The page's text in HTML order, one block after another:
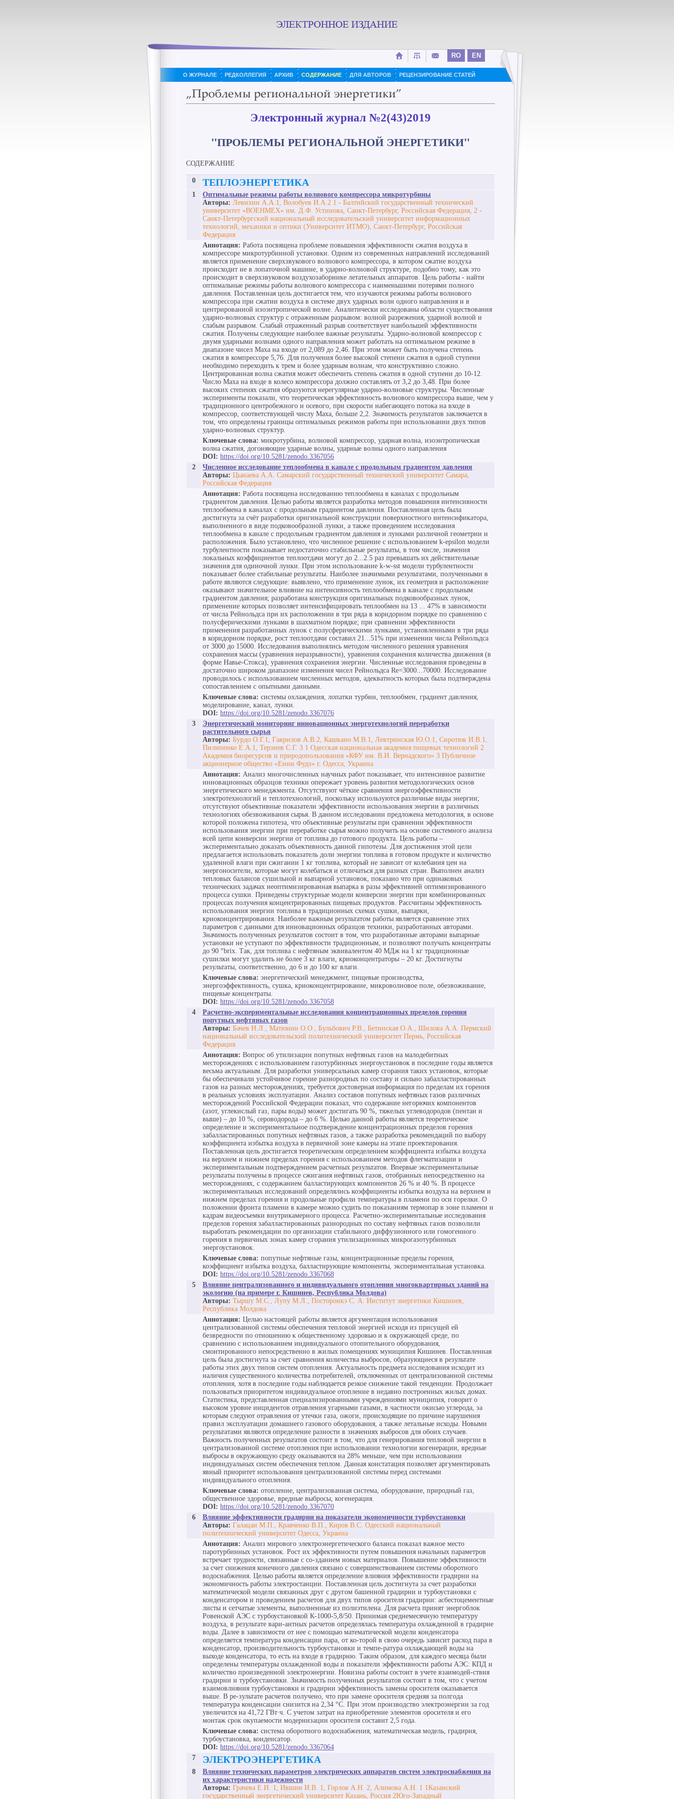
RO EN
О ЖУРНАЛЕ РЕДКОЛЛЕГИЯ АРХИВ СОДЕРЖАНИЕ ДЛЯ АВТОРОВ РЕЦЕНЗИРОВАНИE СТАТЕЙ
Электронный журнал №2(43)2019
"ПРОБЛЕМЫ РЕГИОНАЛЬНОЙ ЭНЕРГЕТИКИ"
СОДЕРЖАНИЕ
0 ТЕПЛОЭНЕРГЕТИКА
1
Оптимальные режимы работы волнового компрессора микротурбины
Авторы: Левихин А.А.1, Волобуев И.А.2 1 - Балтийский государственный технический
университет «ВОЕНМЕХ» им. Д.Ф. Устинова, Санкт-Петербург, Российская Федерация, 2 -
Санкт-Петербургский национальный исследовательский университет информационных
технологий, механики и оптики (Университет ИТМО), Санкт-Петербург, Российская
Федерация
Аннотация: Работа посвящена проблеме повышения эффективности сжатия воздуха в
компрессоре микротурбинной установки. Одним из современных направлений исследований
является применение сверхзвукового волнового компрессора, в котором сжатие воздуха
происходит не в лопаточной машине, в ударно-волновой структуре, подобно тому, как это
происходит в сверхзвуковом воздухозаборнике летательных аппаратов. Цель работы - найти
оптимальные режимы работы волнового компрессора с наименьшими потерями полного
давления. Поставленная цель достигается тем, что изучаются режимы работы волнового
компрессора при сжатии воздуха в системе двух ударных волн одного направления и в
центрированной изоэнтропической волне. Аналитически исследованы области существования
ударно-волновых структур с отраженным разрывом: волной разрежения, ударной волной и
слабым разрывом. Слабый отраженный разрыв соответствует наибольшей эффективности
сжатия. Получены следующие наиболее важные результаты. Ударно-волновой компрессор с
двумя ударными волнами одного направления может работать на оптимальном режиме в
диапазоне чисел Маха на входе от 2,089 до 2,46. При этом может быть получена степень
сжатия в компрессоре 5,76. Для получения более высокой степени сжатия в одной ступени
необходимо переходить к трем и более ударным волнам, что конструктивно сложно.
Центрированная волна сжатия может обеспечить степень сжатия в одной ступени до 10-12.
Число Маха на входе в колесо компрессора должно составлять от 3,2 до 3,48. При более
высоких степенях сжатия образуются нерегулярные ударно-волновые структуры. Численные
эксперименты показали, что теоретическая эффективность волнового компрессора выше, чем у
традиционного центробежного и осевого, при скорости набегающего потока на входе в
компрессор, соответствующей числу Маха, больше 2,2. Значимость результатов заключается в
том, что определены границы оптимальных режимов работы при использовании двух типов
ударно-волновых структур.
Ключевые слова: микротурбина, волновой компрессор, ударная волна, изоэнтропическая
волна сжатия, догоняющие ударные волны, ударные волны одного направления
DOI: https://doi.org/10.5281/zenodo.3367056
2
Численное исследование теплообмена в канале с продольным градиентом давления
Авторы: Цынаева А.А. Самарский государственный технический университет Самара,
Российская Федерация
Аннотация: Работа посвящена исследованию теплообмена в каналах с продольным
градиентом давления. Целью работы является разработка методов повышения интенсивности
теплообмена в каналах с продольным градиентом давления. Поставленная цель была
достигнута за счёт разработки оригинальной конструкции поверхностного интенсификатора,
выполненного в виде подковообразной лунки, а также проведением исследования
теплообмена в канале с продольным градиентом давления и лунками различной геометрии и
расположения. Было установлено, что численное решение с использованием k-epsilon модели
турбулентности показывает недостаточно стабильные результаты, в том числе, значения
локальных коэффициентов теплоотдачи могут до 2...2.5 раз превышать их действительные
значения для одиночной лунки. При этом использование k-w-sst модели турбулентности
показывает более стабильные результаты. Наиболее значимыми результатами, полученными в
работе являются следующие: выявлено, что применение лунок, их геометрия и расположение
оказывают значительное влияние на интенсивность теплообмена в канале с продольным
градиентом давления; разработана конструкция оригинальных подковообразных лунок,
применение которых позволяет интенсифицировать теплообмен на 13 ... 47% в зависимости
от числа Рейнольдса при их расположении в три ряда в коридорном порядке по сравнению с
полусферическими лунками в шахматном порядке; при сравнении эффективности
применения разработанных лунок с полусферическими лунками, установленными в три ряда
в коридорном порядке, рост теплоотдачи составил 21...51% при изменении числа Рейнольдса
от 3000 до 15000. Исследования выполнялись методом численного решения уравнения
сохранения массы (уравнения неразрывности), уравнения сохранения количества движения (в
форме Навье-Стокса), уравнения сохранения энергии. Численные исследования проведены в
достаточно широком диапазоне изменения чисел Рейнольдса Re=3000...70000. Исследование
проводилось с использованием численных методов, адекватность которых была подтверждена
сопоставлением с опытными данными.
Ключевые слова: системы охлаждения, лопатки турбин, теплообмен, градиент давления,
моделирование, канал, лунки.
DOI: https://doi.org/10.5281/zenodo.3367076
3
Энергетический мониторинг инновационных энерготехнологий переработки
растительного сырья
Авторы: Бурдо О.Г.1, Гаврилов А.В.2, Кашкано М.В.1, Левтринская Ю.О.1, Сиротюк И.В.1,
Пилипенко Е.А.1, Терзиев С.Г. 3 1 Одесская национальная академия пищевых технологий 2
Академия биоресурсов и природопользования «КФУ им. В.И. Вернадского» 3 Публичное
акционерное общество «Енни Фудз» г. Одесса, Украина
Аннотация: Анализ многочисленных научных работ показывает, что интенсивное развитие
инновационных образцов техники опережает уровень развития методологических основ
энергетического менеджмента. Отсутствуют чёткие сравнения энергоэффективности
электротехнологий и теплотехнологий, поскольку используются различные виды энергии;
отсутствуют объективные показатели эффективности использования энергии в различных
технологиях обезвоживания сырья. В данном исследовании предложена методология, в основе
которой положена гипотеза, что объективные результаты при сравнении эффективности
использования энергии при переработке сырья можно получить на основе системного анализа
всей цепи конверсии энергии от топлива до готового продукта. Цель работы –
экспериментально доказать объективность данной гипотезы. Для достижения этой цели
предлагается использовать показатель доли энергии топлива в готовом продукте и количество
удаленной влаги при сжигании 1 кг топлива, который не зависит от колебания цен на
энергоносители, которые могут колебаться и отличаться для разных стран. Выполнен анализ
тепловых балансов сушильной и выпарной установок, показано что при одинаковых
технических задачах неоптимизированная выпарка в разы эффективней оптимизированного
процесса сушки. Приведены структурные модели конверсии энергии при комбинированных
процессах получения концентрированных пищевых продуктов. Рассчитаны эффективность
использования энергии топлива в традиционных схемах сушки, выпарки,
криоконцентрирования. Наиболее важным результатом работы является сравнение этих
параметров с данными для инновационных образцов техники, разработанных авторами.
Значимость полученных результатов состоит в том, что разработанные авторами выпарные
установки не уступают по эффективности традиционным, и позволяют получать концентраты
до 90 °brix. Так, для топлива с нефтяным эквивалентом 40 МДж на 1 кг традиционные
сушилки могут удалить не более 3 кг влаги, криоконцентраторы – 20 кг. Достигнуты
результаты, соответственно, до 6 и до 100 кг влаги.
Ключевые слова: энергетический менеджмент, пищевые производства,
энергоэффективность, сушка, криоконцентрирование, микроволновое поле, обезвоживание,
пищевые концентраты.
DOI: https://doi.org/10.5281/zenodo.3367058
4
Расчетно-экспериментальные исследования концентрационных пределов горения
попутных нефтяных газов
Авторы: Бачев Н.Л., Матюнин О.О., Бульбович Р.В., Бетинская О.А., Шилова А.А. Пермский
национальный исследовательский политехнический университет Пермь, Российская
Федерация
Аннотация: Вопрос об утилизации попутных нефтяных газов на малодебитных
месторождениях с использованием газотурбинных энергоустановок в последние годы является
весьма актуальным. Для разработки универсальных камер сгорания таких установок, которые
бы обеспечивали устойчивое горение разнородных по составу и сильно забалластированных
газов на разных месторождениях, требуется достоверная информация по пределам их горения
в реальных условиях эксплуатации. Анализ составов попутных нефтяных газов различных
месторождений Российской Федерации показал, что содержание негорючих компонентов
(азот, углекислый газ, пары воды) может достигать 90 %, тяжелых углеводородов (пентан и
выше) – до 10 %, сероводорода – до 6 %. Целью данной работы является теоретическое
определение и экспериментальное подтверждение концентрационных пределов горения
забалластированных попутных нефтяных газов, а также разработка рекомендаций по выбору
коэффициента избытка воздуха в первичной зоне камеры на этапе проектирования.
Поставленная цель достигается теоретическим определением коэффициента избытка воздуха
на верхнем и нижнем пределах горения с использованием методов флегматизации и
экспериментальным подтверждением расчетных результатов. Впервые экспериментальные
результаты получены в процессе сжигания нефтяных газов, отобранных непосредственно на
месторождениях, с содержанием балластирующих компонентов 26 % и 40 %. В процессе
экспериментальных исследований определялись коэффициенты избытка воздуха на верхнем и
нижнем пределах горения и продольные профили температуры в пламени по оси горелки. О
положении фронта пламени в камере можно судить по показаниям термопар в зоне пламени и
кадрам видеосъемки внутрикамерного процесса. Расчетно-экспериментальные исследования
пределов горения забалластированных разнородных по составу нефтяных газов позволили
выработать рекомендации по организации стабильного диффузионного или гомогенного
горения в первичных зонах камер сгорания утилизационных микрогазотурбинных
энергоустановок.
Ключевые слова: попутные нефтяные газы, концентрационные пределы горения,
коэффициент избытка воздуха, балластирующие компоненты, экспериментальная установка.
DOI: https://doi.org/10.5281/zenodo.3367068
5
Влияние централизованного и индивидуального отопления многоквартирных зданий на
экологию (на примере г. Кишинев, Республика Молдова)
Авторы: Тыршу М.С., Лупу М.Л., Посторонкэ С. А. Институт энергетики Кишинев,
Республика Молдова
Аннотация: Целью настоящей работы является аргументация использования
централизованной системы обеспечения тепловой энергией исходя из присущей ей
безвредности по отношению к общественному здоровью и к окружающей среде, по
сравнению с использованием индивидуального отопительного оборудования,
смонтированного непосредственно в жилых помещениях муниципия Кишинев. Поставленная
цель была достигнута за счет сравнения количества выбросов, образующиеся в результате
работы этих двух типов систем отопления. Актуальность предмета исследования исходит из
наличия существенного количества потребителей, отключенных от централизованной системы
отопления, хотя в последние годы наблюдается резкое снижение такой тенденции. Продолжает
пользоваться приоритетом индивидуальное отопление в недавно построенных жилых домах.
Статистика, представленная специализированными учреждениями муниципия, говорит о
высоком уровне инцидентов отравления угарными газами, в частности окисью углерода, за
которым следуют отравления от утечки газа, ожоги, происходящие по причине нарушения
правил эксплуатации домашнего газового оборудования, а также летальные исходы. Новыми
результатами являются определение разности в значениях выбросов для обоих случаев.
Важность полученных результатов состоит в том, что для генерирования тепловой энергии в
централизованной системе отопления при использовании технологии когенерации, вредные
выбросы в окружающую среду оказываются на 28% меньше, чем при использовании
индивидуальных систем обеспечения теплом. Данная констатация позволяет аргументировать
явный приоритет использования централизованной системы перед системами
индивидуального отопления.
Ключевые слова: отопление, централизованная система, оборудование, природный газ,
общественное здоровье, вредные выбросы, когенерация.
DOI: https://doi.org/10.5281/zenodo.3367070
6
Влияние эффективности градирни на показатели экономичности турбоустановки
Авторы: Галацан М.П., Кравченко В.П., Киров В.С. Одесский национальный
политехнический университет Одесса, Украина
Аннотация: Анализ мирового электроэнергетического баланса показал важное место
паротурбинных установок. Рост их эффективности путем повышения начальных параметров
встречает трудности, связанные с со-зданием новых материалов. Повышение эффективности
за счет снижения конечного давления связано с совершенствованием системы оборотного
водоснабжения. Целью работы является определение влияния эффективности градирни на
экономичность работы электростанции. Поставленная цель достигнута за счет разработки
математической модели связанных друг с другом башенной градирни и турбоустановки с
конденсатором и проведением расчетов для двух типов оросителя градирни: асбестоцементные
листы и сетчатые элементы, выполненные из полиэтилена. Для расчета принят энергоблок
Ровенской АЭС с турбоустановкой К-1000-5,8/50. Принимая среднемесячную температуру
воздуха, в результате вари-антных расчетов определялась температура охлажденной в градирне
воды. Далее в зависимости от нее с помощью математической модели конденсатора
определяется температура конденсации пара, от ко-торой в свою очередь зависит расход пара в
конденсатор, производительность турбоустановки и темпе-ратура охлаждающей воды на
выходе конденсатора, то есть на входе в градирню. Таким образом, для каждого месяца были
определены температуры охлажденной воды и показатели эффективности работы АЭС: КПД и
количество произведенной электроэнергии. Новизна работы состоит в учете взаимодей-ствия
градирни и турбоустановки. Значимость полученных результатов состоит в том, что с учетом
взаимовлияния турбоустановки и градирни эффективность замены оросителя оказывается
выше. В ре-зультате расчетов получено, что при замене оросителя средняя за полгода
температура конденсации снизится на 2,34 °С. При этом производство электроэнергии за год
увеличится на 41,72 ГВт∙ч. С учетом затрат на приобретение элементов оросителя и его
монтаж срок окупаемости модернизации оросителя составит 2,5 года.
Ключевые слова: система оборотного водоснабжения, математическая модель, градирня,
турбоустановка, конденсатор.
DOI: https://doi.org/10.5281/zenodo.3367064
7
ЭЛЕКТРОЭНЕРГЕТИКА
8
Влияние технических параметров электрических аппаратов систем электроснабжения на
их характеристики надежности
Авторы: Грачева Е.И. 1, Ившин И.В. 1, Горлов А.Н. 2, Алимова А.Н. 1 1Казанский
государственный энергетический университет Казань, Россия 2Юго-Западный